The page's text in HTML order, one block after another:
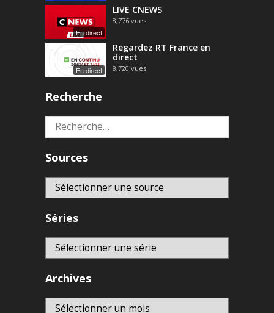
En direct
LIVE CNEWS
8,776 vues
En direct
Regardez RT France en
direct
8,720 vues
Recherche
Rechercher :
Sources
Séries
Archives
Archives